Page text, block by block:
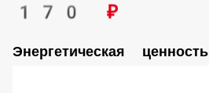
170 ₽
Энергетическая ценность